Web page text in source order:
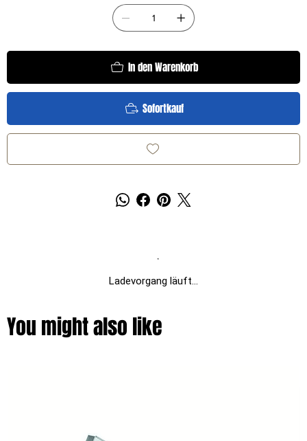
In den Warenkorb
Sofortkauf
Ladevorgang läuft...
You might also like